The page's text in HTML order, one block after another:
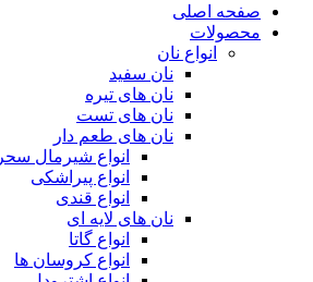
صفحه اصلی
محصولات
انواع نان
نان سفید
نان های تیره
نان های تست
نان های طعم دار
انواع شیرمال سحر
انواع پیراشکی
انواع قندی
نان های لایه ای
انواع گاتا
انواع کروسان ها